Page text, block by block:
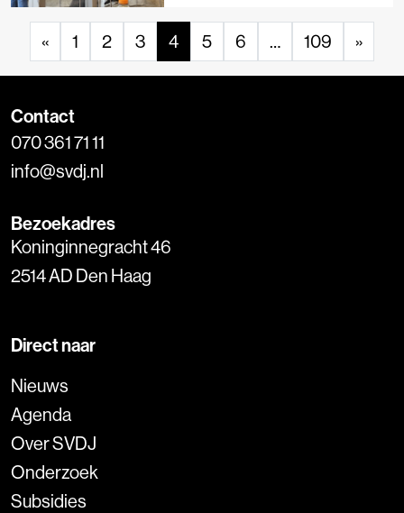
« 1 2 3 4 5 6 … 109 »
Contact
070 361 71 11
info@svdj.nl
Bezoekadres
Koninginnegracht 46
2514 AD Den Haag
Direct naar
Nieuws
Agenda
Over SVDJ
Onderzoek
Subsidies